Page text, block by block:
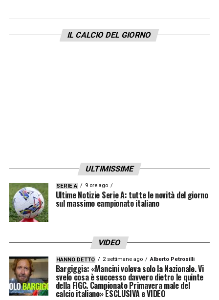
IL CALCIO DEL GIORNO
ULTIMISSIME
SERIE A 9 ore ago
Ultime Notizie Serie A: tutte le novità del giorno
sul massimo campionato italiano
VIDEO
HANNO DETTO 2 settimane ago Alberto Petrosilli
Bargiggia: «Mancini voleva solo la Nazionale. Vi
svelo cosa è successo davvero dietro le quinte
della FIGC. Campionato Primavera male del
calcio italiano» ESCLUSIVA e VIDEO